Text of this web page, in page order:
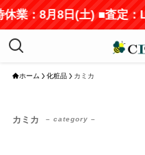
業：8月8日(土) ■査定：
ホーム 化粧品 カミカ
カミカ – category –